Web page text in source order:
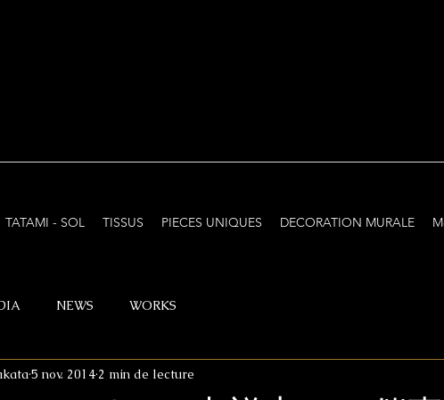
TATAMI - SOL TISSUS PIECES UNIQUES DECORATION MURALE
NEWS WORKS
5 nov. 2014 2 min de lecture